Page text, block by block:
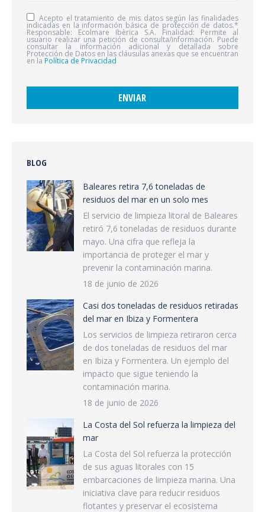
Acepto el tratamiento de mis datos según las finalidades
indicadas en la información básica de protección de datos.*
Responsable: Ecolmare Ibèrica S.A. Finalidad: Permite al
usuario realizar una petición de consulta/información. Puede
consultar la información adicional y detallada sobre
Protección de Datos en las cláusulas anexas que se encuentran
en la Política de Privacidad
BLOG
Baleares retira 7,6 toneladas de
residuos del mar en un solo mes
El servicio de limpieza litoral de Baleares
retiró 7,6 toneladas de residuos durante
mayo. Una cifra que refleja la
importancia de proteger el mar y
prevenir la contaminación marina.
18 de junio de 2026
Casi dos toneladas de residuos retiradas
del mar en Ibiza y Formentera
Los servicios de limpieza retiraron cerca
de dos toneladas de residuos del mar
en Ibiza y Formentera. Un ejemplo del
impacto que sigue teniendo la
contaminación marina.
18 de junio de 2026
La Costa del Sol refuerza la limpieza del
mar
La Costa del Sol refuerza la protección
de sus aguas litorales con 15
embarcaciones de limpieza marina. Una
iniciativa clave para reducir residuos
flotantes y preservar el ecosistema